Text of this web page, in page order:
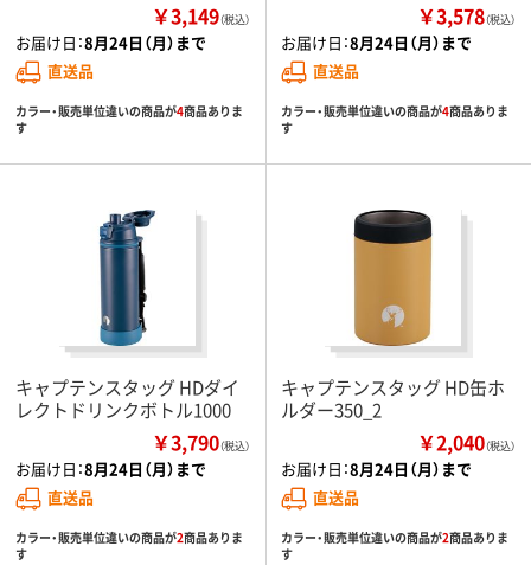
￥3,149（税込）
お届け日：8月24日（月）まで
直送品
カラー・販売単位違いの商品が4商品ありま
す
￥3,578（税込）
お届け日：8月24日（月）まで
直送品
カラー・販売単位違いの商品が4商品ありま
す
キャプテンスタッグ HDダイ
レクトドリンクボトル1000
￥3,790（税込）
お届け日：8月24日（月）まで
直送品
カラー・販売単位違いの商品が2商品ありま
す
キャプテンスタッグ HD缶ホ
ルダー350_2
￥2,040（税込）
お届け日：8月24日（月）まで
直送品
カラー・販売単位違いの商品が2商品ありま
す